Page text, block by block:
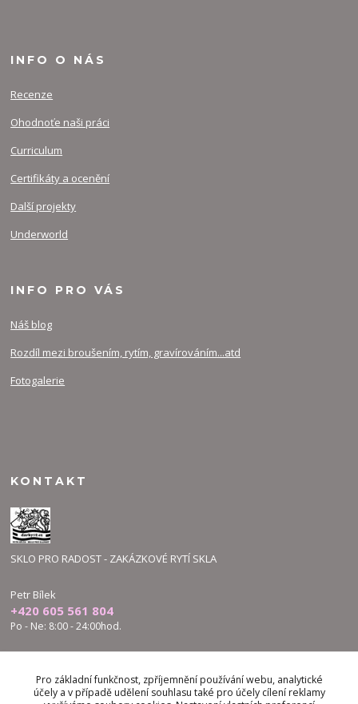
INFO O NÁS
Recenze
Ohodnoťe naši práci
Curriculum
Certifikáty a ocenění
Další projekty
Underworld
INFO PRO VÁS
Náš blog
Rozdíl mezi broušením, rytím, gravírováním...atd
Fotogalerie
KONTAKT
SKLO PRO RADOST - ZAKÁZKOVÉ RYTÍ SKLA
Petr Bílek
+420 605 561 804
Po - Ne: 8:00 - 24:00hod.
bilek.petr@skloproradost.cz
Pro základní funkčnost, zpříjemnění používání webu, analytické
účely a v případě udělení souhlasu také pro účely cílení reklamy